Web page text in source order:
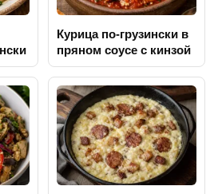
Курица по-грузински в
пряном соусе с кинзой